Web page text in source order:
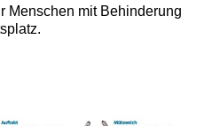
Menschen mit Behinderung